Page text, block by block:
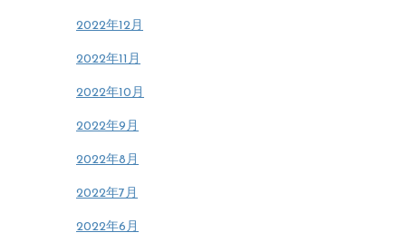
2022年12月
2022年11月
2022年10月
2022年9月
2022年8月
2022年7月
2022年6月